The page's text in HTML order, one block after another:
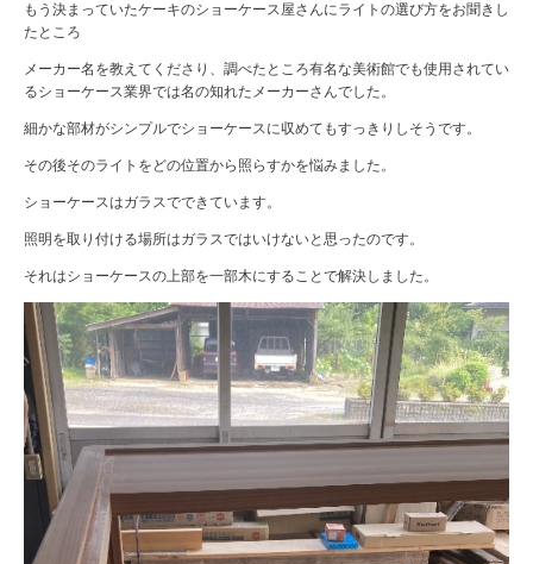
もう決まっていたケーキのショーケース屋さんにライトの選び方をお聞きし
たところ
メーカー名を教えてくださり、調べたところ有名な美術館でも使用されてい
るショーケース業界では名の知れたメーカーさんでした。
細かな部材がシンプルでショーケースに収めてもすっきりしそうです。
その後そのライトをどの位置から照らすかを悩みました。
ショーケースはガラスでできています。
照明を取り付ける場所はガラスではいけないと思ったのです。
それはショーケースの上部を一部木にすることで解決しました。